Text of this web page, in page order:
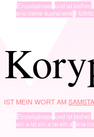
Einzelgänger, und ist bisher.
ene mene suprahene,i
IST MEIN WORT AM
Einzelgänger, und ist bisher.
ein a ist ein a ist ein a, ene